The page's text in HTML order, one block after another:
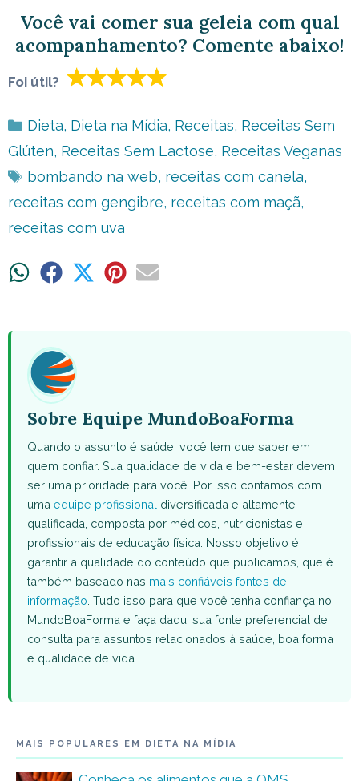
Você vai comer sua geleia com qual
acompanhamento? Comente abaixo!
Foi útil?
Categorias
Dieta, Dieta na Mídia, Receitas, Receitas Sem
Glúten, Receitas Sem Lactose, Receitas Veganas
Tags
bombando na web, receitas com canela,
receitas com gengibre, receitas com maçã,
receitas com uva
ShareShare ShareShareShare
Sobre Equipe MundoBoaForma
Quando o assunto é saúde, você tem que saber em
quem confiar. Sua qualidade de vida e bem-estar devem
ser uma prioridade para você. Por isso contamos com
uma equipe profissional diversificada e altamente
qualificada, composta por médicos, nutricionistas e
profissionais de educação física. Nosso objetivo é
garantir a qualidade do conteúdo que publicamos, que é
também baseado nas mais confiáveis fontes de
informação . Tudo isso para que você tenha confiança no
MundoBoaForma e faça daqui sua fonte preferencial de
consulta para assuntos relacionados à saúde, boa forma
e qualidade de vida.
MAIS POPULARES EM DIETA NA MÍDIA